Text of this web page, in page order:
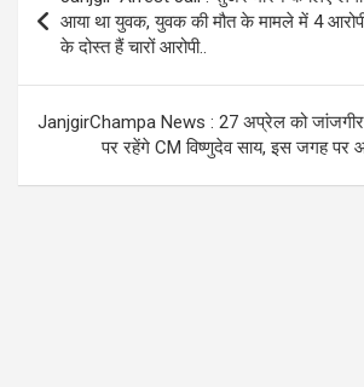
o
k
p
p
m
navigation
आया था युवक, युवक की मौत के मामले में 4
के दोस्त हैं चारों आरोपी..
JanjgirChampa News : 27 अप्रेल को जांजगीर-
पर रहेंगे CM विष्णुदेव साय, इस जगह पर